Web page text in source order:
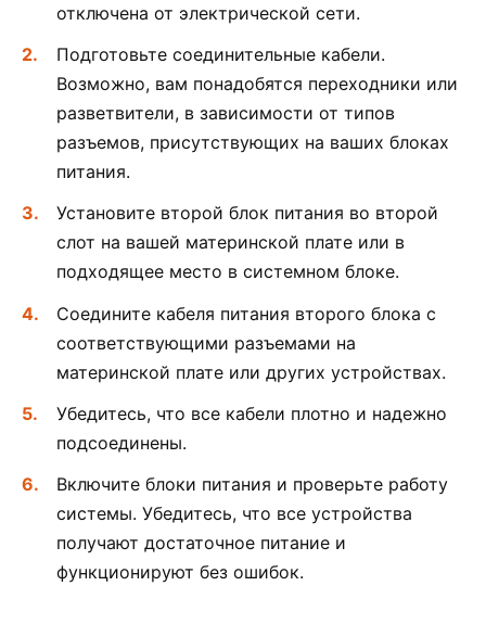
отключена от электрической сети.
Подготовьте соединительные кабели.
Возможно, вам понадобятся переходники или
разветвители, в зависимости от типов
разъемов, присутствующих на ваших блоках
питания.
Установите второй блок питания во второй
слот на вашей материнской плате или в
подходящее место в системном блоке.
Соедините кабеля питания второго блока с
соответствующими разъемами на
материнской плате или других устройствах.
Убедитесь, что все кабели плотно и надежно
подсоединены.
Включите блоки питания и проверьте работу
системы. Убедитесь, что все устройства
получают достаточное питание и
функционируют без ошибок.